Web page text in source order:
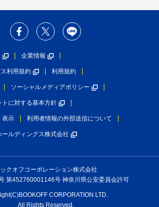
企業情報
利用規約 利用規約
ソーシャルメディアポリシー
に対する基本方針
表示 利用者情報の外部送信について
ルディングス株式会社
クオフコーポレーション株式会社
第452760001146号 神奈川県公安委員会許可
CORPORATION LTD.
All Rights Reserved.